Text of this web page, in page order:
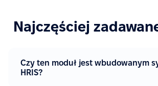
Najczęściej
Czy ten moduł jest wbudowanym
HRIS?